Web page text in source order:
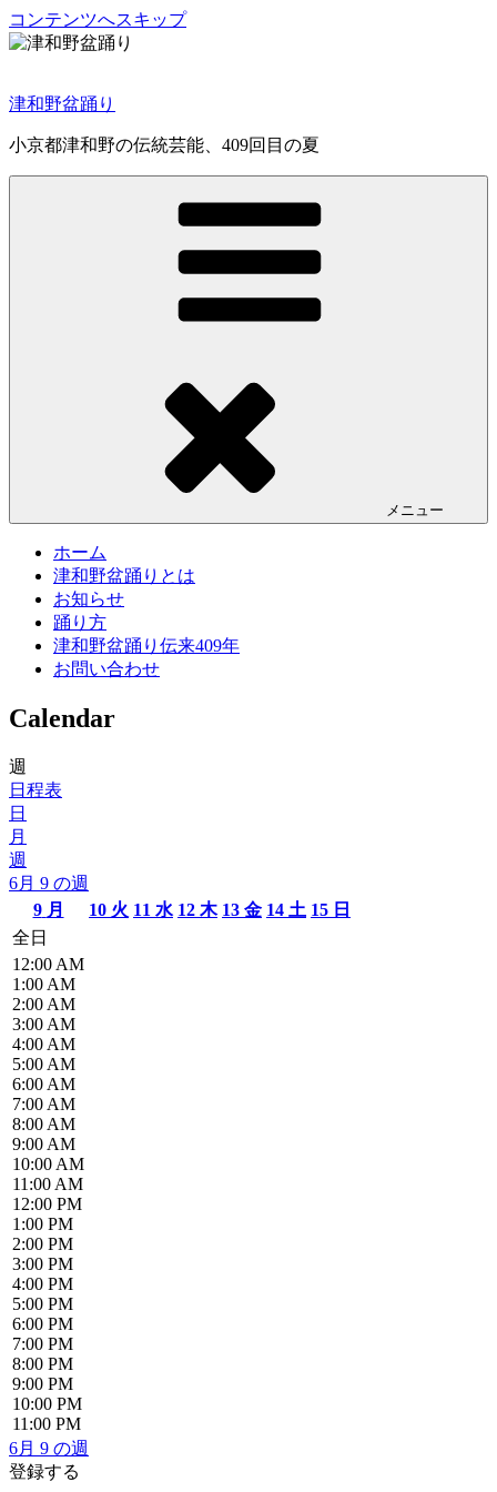
コンテンツへスキップ
津和野盆踊り
小京都津和野の伝統芸能、409回目の夏
メニュー
ホーム
津和野盆踊りとは
お知らせ
踊り方
津和野盆踊り伝来409年
お問い合わせ
Calendar
週
日程表
日
月
週
6月 9 の週
9 月 10 火 11 水 12 木 13 金 14 土 15 日
全日
12:00 AM
1:00 AM
2:00 AM
3:00 AM
4:00 AM
5:00 AM
6:00 AM
7:00 AM
8:00 AM
9:00 AM
10:00 AM
11:00 AM
12:00 PM
1:00 PM
2:00 PM
3:00 PM
4:00 PM
5:00 PM
6:00 PM
7:00 PM
8:00 PM
9:00 PM
10:00 PM
11:00 PM
6月 9 の週
登録する